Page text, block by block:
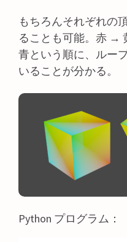
もちろんそれぞれの
ることも可能。赤
青という順に、ルー
いることが分かる。
Python プログラム：